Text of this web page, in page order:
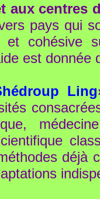
aux centres
pays qui
et
est donnée
Ling
déjà